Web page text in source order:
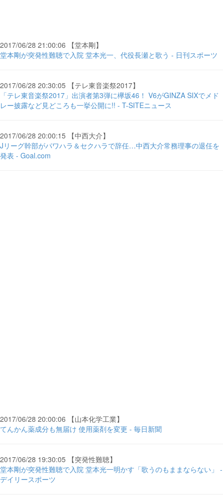
2017/06/28 21:00:06 【堂本剛】
堂本剛が突発性難聴で入院 堂本光一、代役長瀬と歌う - 日刊スポーツ
2017/06/28 20:30:05 【テレ東音楽祭2017】
「テレ東音楽祭2017」出演者第3弾に欅坂46！ V6がGINZA SIXでメド
レー披露など見どころも一挙公開に!! - T-SITEニュース
2017/06/28 20:00:15 【中西大介】
Jリーグ幹部がパワハラ＆セクハラで辞任…中西大介常務理事の退任を
発表 - Goal.com
2017/06/28 20:00:06 【山本化学工業】
てんかん薬成分も無届け 使用薬剤を変更 - 毎日新聞
2017/06/28 19:30:05 【突発性難聴】
堂本剛が突発性難聴で入院 堂本光一明かす「歌うのもままならない」 -
デイリースポーツ